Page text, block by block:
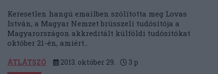
Keresetlen hangú emailben szólította meg Lovas
István, a Magyar Nemzet brüsszeli tudósítója a
Magyarországon akkreditált külföldi tudósítókat
október 21-én, amiért...
ÁTLÁTSZÓ 2013. október 29. 3 p